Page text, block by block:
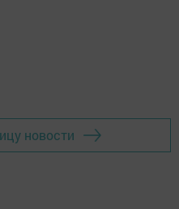
новости